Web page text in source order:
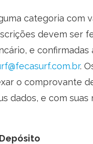
categoria com
devem ser
e confirmadas
.
o comprovante
dados, e com suas